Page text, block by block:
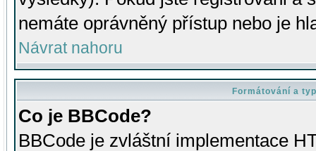
nemáte oprávněný přístup nebo je
Návrat nahoru
Formátování a
Co je BBCode?
BBCode je zvláštní implementace